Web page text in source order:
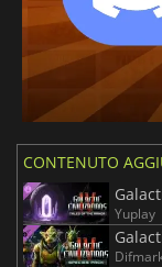
CONTENUTO
Yuplay